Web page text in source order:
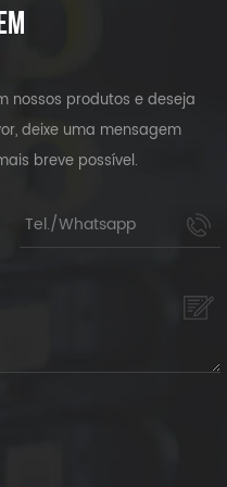
nossos produtos e deseja
deixe uma mensagem
breve possível.